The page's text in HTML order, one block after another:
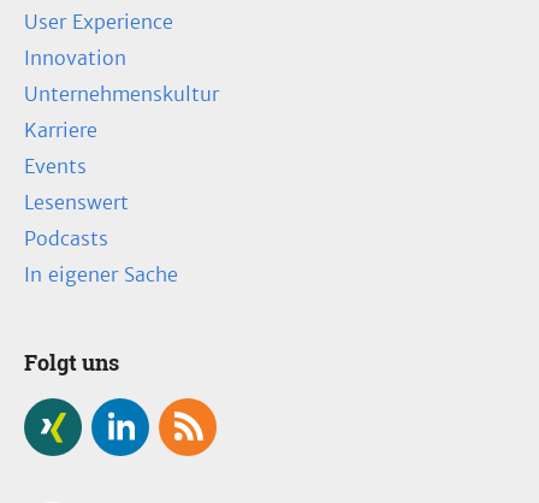
User Experience
Innovation
Unternehmenskultur
Karriere
Events
Lesenswert
Podcasts
In eigener Sache
Folgt uns